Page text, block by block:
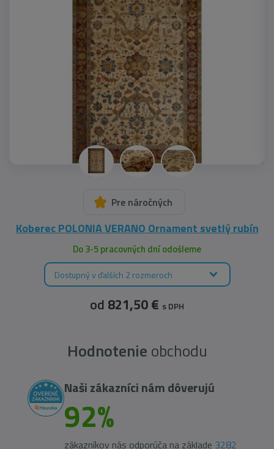
Pre náročných
Koberec POLONIA VERANO Ornament svetlý rubín
Do 3-5 pracovných dní odošleme
Dostupný v ďalších 2 rozmeroch
od 821,50 € s DPH
Hodnotenie obchodu
Naši zákazníci nám dôverujú
92%
zákazníkov nás odporúča na základe 3282